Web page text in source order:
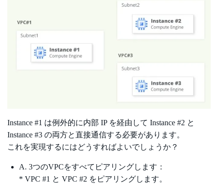
Instance #1 は例外的に内部 IP を経由して Instance #2 と
Instance #3 の両方と直接通信する必要があります。
これを実現するにはどうすればよいでしょうか？
A. 3つのVPCをすべてピアリングします：
* VPC #1 と VPC #2 をピアリングします。